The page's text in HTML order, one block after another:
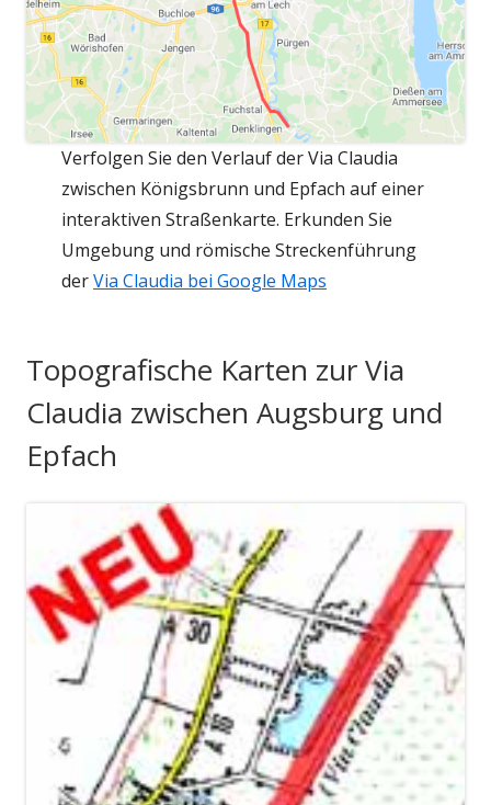
Verfolgen Sie den Verlauf der Via Claudia
zwischen Königsbrunn und Epfach auf einer
interaktiven Straßenkarte. Erkunden Sie
Umgebung und römische Streckenführung
derVia Claudia bei Google Maps
Topografische Karten zur Via
Claudia zwischen Augsburg und
Epfach